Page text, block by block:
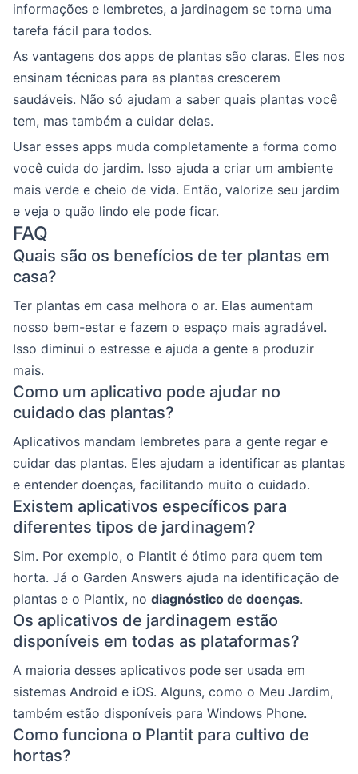
informações e lembretes, a jardinagem se torna uma
tarefa fácil para todos.
As vantagens dos apps de plantas são claras. Eles nos
ensinam técnicas para as plantas crescerem
saudáveis. Não só ajudam a saber quais plantas você
tem, mas também a cuidar delas.
Usar esses apps muda completamente a forma como
você cuida do jardim. Isso ajuda a criar um ambiente
mais verde e cheio de vida. Então, valorize seu jardim
e veja o quão lindo ele pode ficar.
FAQ
Quais são os benefícios de ter plantas em
casa?
Ter plantas em casa melhora o ar. Elas aumentam
nosso bem-estar e fazem o espaço mais agradável.
Isso diminui o estresse e ajuda a gente a produzir
mais.
Como um aplicativo pode ajudar no
cuidado das plantas?
Aplicativos mandam lembretes para a gente regar e
cuidar das plantas. Eles ajudam a identificar as plantas
e entender doenças, facilitando muito o cuidado.
Existem aplicativos específicos para
diferentes tipos de jardinagem?
Sim. Por exemplo, o Plantit é ótimo para quem tem
horta. Já o Garden Answers ajuda na identificação de
plantas e o Plantix, no diagnóstico de doenças.
Os aplicativos de jardinagem estão
disponíveis em todas as plataformas?
A maioria desses aplicativos pode ser usada em
sistemas Android e iOS. Alguns, como o Meu Jardim,
também estão disponíveis para Windows Phone.
Como funciona o Plantit para cultivo de
hortas?